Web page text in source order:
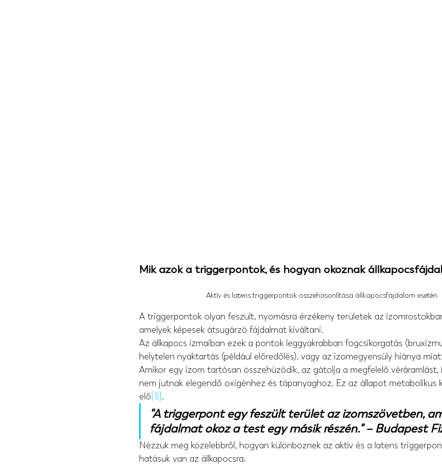
Mik azok a triggerpontok, és hogyan okoznak
Aktív és latens triggerpontok összehasonlítása állkapocsfájdalom esetén
A triggerpontok olyan feszült, nyomásra érzékeny területek az
amelyek képesek átsugárzó fájdalmat kiváltani.
Az állkapocs izmaiban ezek a pontok leggyakrabban fogcsikorgatás
helytelen nyaktartás (például előredőlés), vagy az izomegyensúly hiánya
Amikor egy izom tartósan összehúzódik, az gátolja a megfelelő véráramlást,
nem jutnak elegendő oxigénhez és tápanyaghoz. Ez az állapot metabolikus
elő [5] .
"A triggerpont egy feszült terület az izomszövetben,
fájdalmat okoz a test egy másik részén." – Budapest
Nézzük meg közelebbről, hogyan különböznek az aktív és a latens
hatásuk van az állkapocsra.